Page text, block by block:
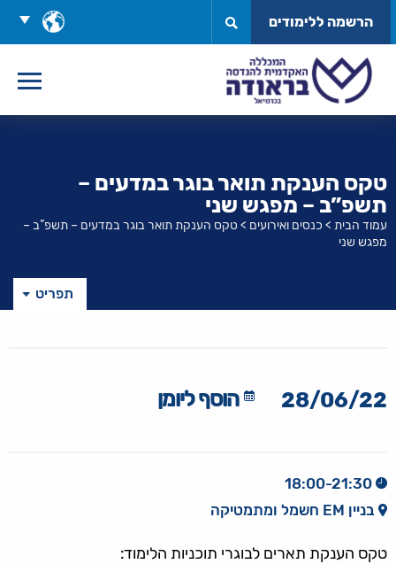
לתוכן
בחר
שפה
הרשמה ללימודים
טקס הענקת תואר בוגר במדעים –
תשפ”ב – מפגש שני
עמוד הבית > כנסים ואירועים > טקס הענקת תואר בוגר במדעים – תשפ”ב –
מפגש שני
תפריט
28/06/22 הוסף ליומן
18:00-21:30
בניין EM חשמל ומתמטיקה
טקס הענקת תארים לבוגרי תוכניות הלימוד: